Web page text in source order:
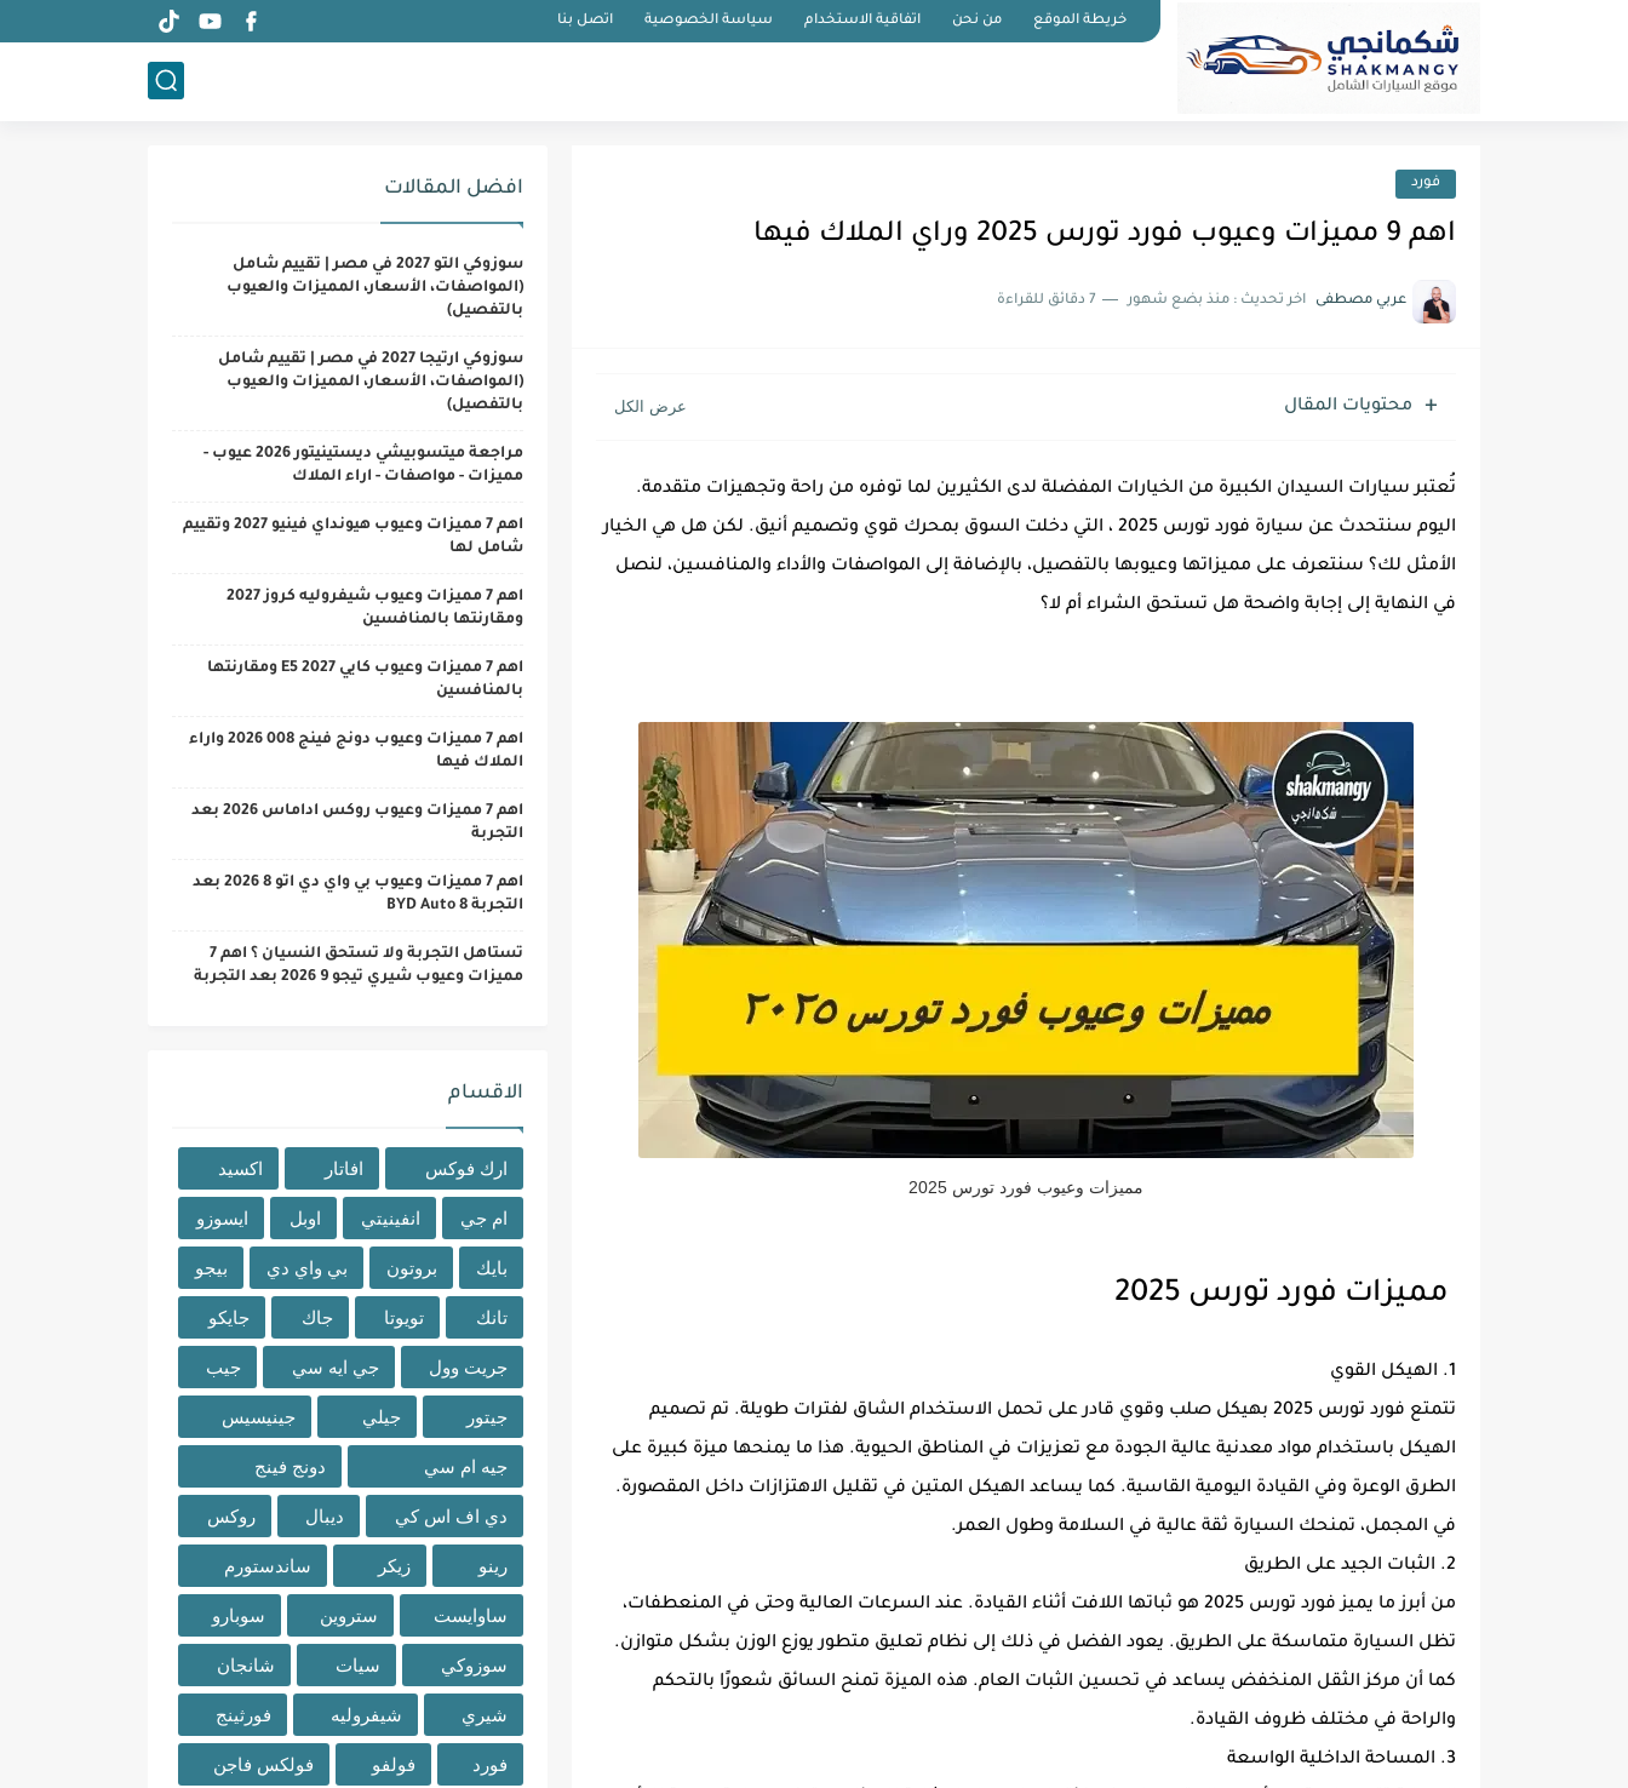
خريطة الموقع من نحن اتفاقية الاستخدام سياسة الخصوصية اتصل بنا
فورد
اهم 9 مميزات وعيوب فورد تورس 2025 وراي الملاك فيها
عربي مصطفى اخر تحديث : منذ بضع شهور 7 دقائق للقراءة
محتويات المقال
تُعتبر سيارات السيدان الكبيرة من الخيارات المفضلة لدى الكثيرين لما توفره من راحة وتجهيزات متقدمة.
اليوم سنتحدث عن سيارة فورد تورس 2025 ، التي دخلت السوق بمحرك قوي وتصميم أنيق. لكن هل هي الخيار
الأمثل لك؟ سنتعرف على مميزاتها وعيوبها بالتفصيل، بالإضافة إلى المواصفات والأداء والمنافسين، لنصل
في النهاية إلى إجابة واضحة هل تستحق الشراء أم لا؟
مميزات وعيوب فورد تورس 2025
مميزات فورد تورس 2025
1. الهيكل القوي
تتمتع فورد تورس 2025 بهيكل صلب وقوي قادر على تحمل الاستخدام الشاق لفترات طويلة. تم تصميم
الهيكل باستخدام مواد معدنية عالية الجودة مع تعزيزات في المناطق الحيوية. هذا ما يمنحها ميزة كبيرة على
الطرق الوعرة وفي القيادة اليومية القاسية. كما يساعد الهيكل المتين في تقليل الاهتزازات داخل المقصورة.
في المجمل، تمنحك السيارة ثقة عالية في السلامة وطول العمر.
2. الثبات الجيد على الطريق
من أبرز ما يميز فورد تورس 2025 هو ثباتها اللافت أثناء القيادة. عند السرعات العالية وحتى في المنعطفات،
تظل السيارة متماسكة على الطريق. يعود الفضل في ذلك إلى نظام تعليق متطور يوزع الوزن بشكل متوازن.
كما أن مركز الثقل المنخفض يساعد في تحسين الثبات العام. هذه الميزة تمنح السائق شعورًا بالتحكم
والراحة في مختلف ظروف القيادة.
3. المساحة الداخلية الواسعة
افضل المقالات
سوزوكي التو 2027 في مصر | تقييم شامل
(المواصفات، الأسعار، المميزات والعيوب
بالتفصيل)
سوزوكي ارتيجا 2027 في مصر | تقييم شامل
(المواصفات، الأسعار، المميزات والعيوب
بالتفصيل)
مراجعة ميتسوبيشي ديستينيتور 2026 عيوب -
مميزات - مواصفات - اراء الملاك
اهم 7 مميزات وعيوب هيونداي فينيو 2027 وتقييم
شامل لها
اهم 7 مميزات وعيوب شيفروليه كروز 2027
ومقارنتها بالمنافسين
اهم 7 مميزات وعيوب كايي E5 2027 ومقارنتها
بالمنافسين
اهم 7 مميزات وعيوب دونج فينج 008 2026 واراء
الملاك فيها
اهم 7 مميزات وعيوب روكس اداماس 2026 بعد
التجربة
اهم 7 مميزات وعيوب بي واي دي اتو 8 2026 بعد
التجربة BYD Auto 8
تستاهل التجربة ولا تستحق النسيان ؟ اهم 7
مميزات وعيوب شيري تيجو 9 2026 بعد التجربة
الاقسام
ارك فوكس افاتار اكسيد
ام جي انفينيتي اوبل ايسوزو
بايك بروتون بي واي دي بيجو
تانك تويوتا جاك جايكو
جريت وول جي ايه سي جيب
جيتور جيلي جينيسيس
جيه ام سي دونج فينج
دي اف اس كي ديبال روكس
رينو زيكر ساندستورم
ساوايست ستروين سوبارو
سوزوكي سيات شانجان
شيري شيفروليه فورثينج
فورد فولفو فولكس فاجن